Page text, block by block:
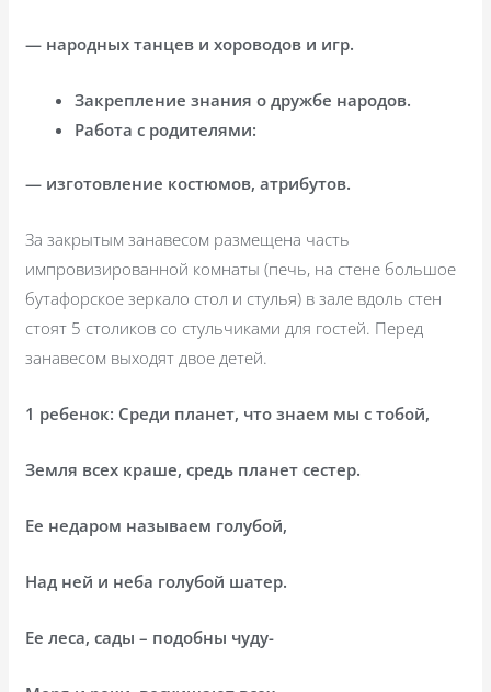
— народных танцев и хороводов и игр.
Закрепление знания о дружбе народов.
Работа с родителями:
— изготовление костюмов, атрибутов.
За закрытым занавесом размещена часть
импровизированной комнаты (печь, на стене большое
бутафорское зеркало стол и стулья) в зале вдоль стен
стоят 5 столиков со стульчиками для гостей. Перед
занавесом выходят двое детей.
1 ребенок: Среди планет, что знаем мы с тобой,
Земля всех краше, средь планет сестер.
Ее недаром называем голубой,
Над ней и неба голубой шатер.
Ее леса, сады – подобны чуду-